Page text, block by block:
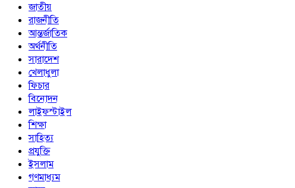
জাতীয়
রাজনীতি
আন্তর্জাতিক
অর্থনীতি
সারাদেশ
খেলাধুলা
ফিচার
বিনোদন
লাইফস্টাইল
শিক্ষা
সাহিত্য
প্রযুক্তি
ইসলাম
গণমাধ্যম